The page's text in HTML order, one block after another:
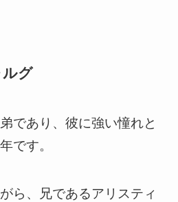
グ
であり、彼に強い憧れと
です。
ら、兄であるアリスティ